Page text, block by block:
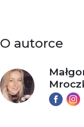
O autorce